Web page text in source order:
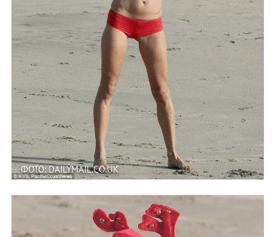
ФОТО: DAILYMAIL.CO.UK